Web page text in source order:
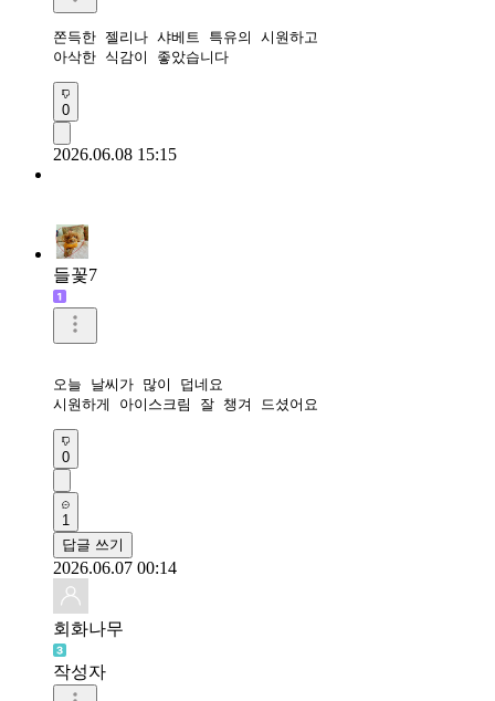
쫀득한 젤리나 샤베트 특유의 시원하고
아삭한 식감이 좋았습니다
0
2026.06.08 15:15
들꽃7
오늘 날씨가 많이 덥네요
시원하게 아이스크림 잘 챙겨 드셨어요
0
1
답글 쓰기
2026.06.07 00:14
회화나무
작성자